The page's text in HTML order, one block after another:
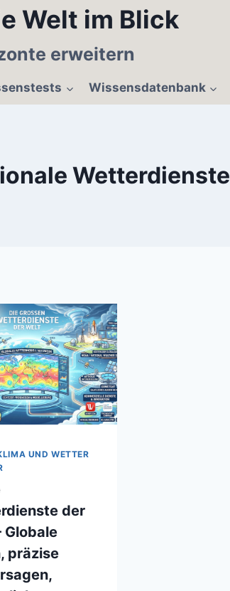
Welt im Blick
erweitern
Wissensdatenbank
Wetterdienste
UND WETTER
der
Globale
präzise